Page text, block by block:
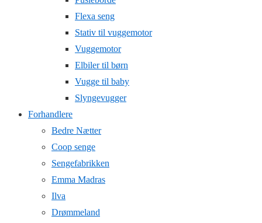
Flexa seng
Stativ til vuggemotor
Vuggemotor
Elbiler til børn
Vugge til baby
Slyngevugger
Forhandlere
Bedre Nætter
Coop senge
Sengefabrikken
Emma Madras
Ilva
Drømmeland